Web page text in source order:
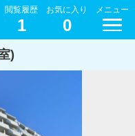
閲覧履歴
1
お気に入り
0
メニュー
)